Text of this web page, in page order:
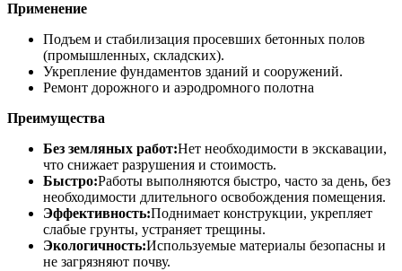
Применение
Подъем и стабилизация просевших бетонных полов
(промышленных, складских).
Укрепление фундаментов зданий и сооружений.
Ремонт дорожного и аэродромного полотна
Преимущества
Без земляных работ:Нет необходимости в экскавации,
что снижает разрушения и стоимость.
Быстро:Работы выполняются быстро, часто за день, без
необходимости длительного освобождения помещения.
Эффективность:Поднимает конструкции, укрепляет
слабые грунты, устраняет трещины.
Экологичность:Используемые материалы безопасны и
не загрязняют почву.